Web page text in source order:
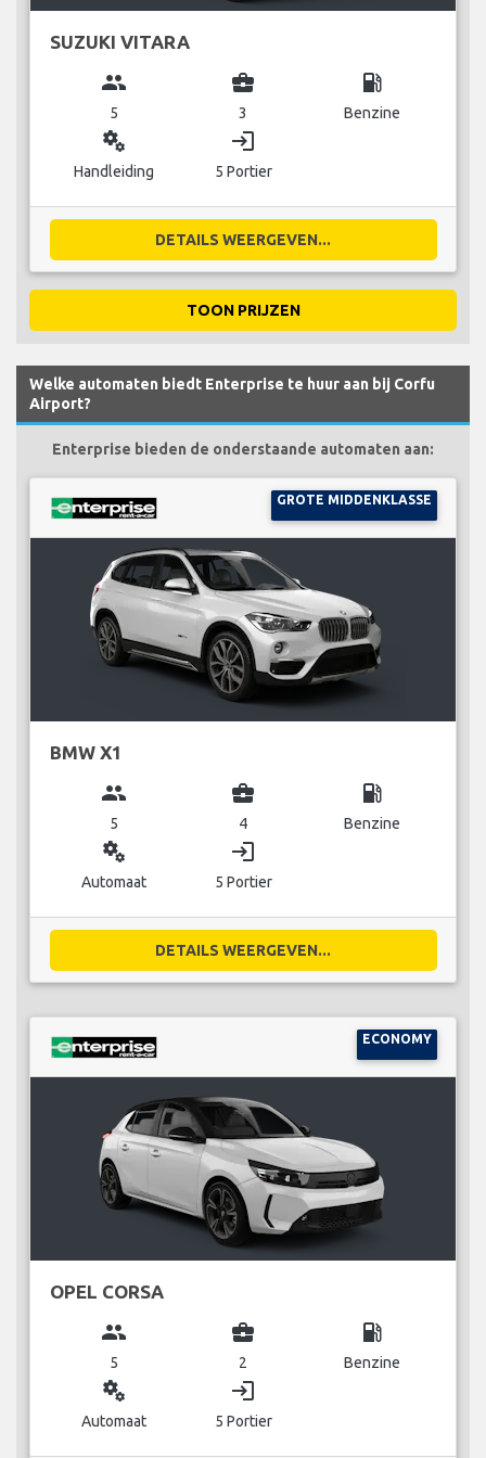
SUZUKI VITARA
group
5
business_center
3
local_gas_station
Benzine
miscellaneous_services
Handleiding
login
5 Portier
DETAILS WEERGEVEN...
TOON PRIJZEN
Welke automaten biedt Enterprise te huur aan bij Corfu
Airport?
Enterprise bieden de onderstaande automaten aan:
GROTE MIDDENKLASSE
BMW X1
group
5
business_center
4
local_gas_station
Benzine
miscellaneous_services
Automaat
login
5 Portier
DETAILS WEERGEVEN...
ECONOMY
OPEL CORSA
group
5
business_center
2
local_gas_station
Benzine
miscellaneous_services
Automaat
login
5 Portier